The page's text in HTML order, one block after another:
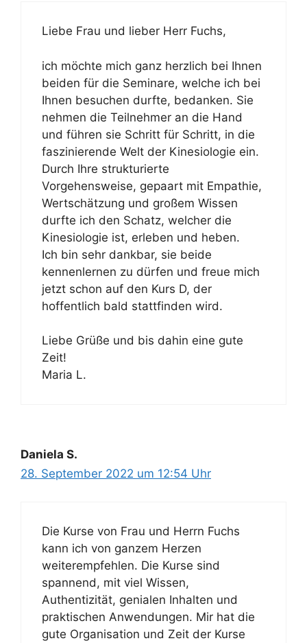
Liebe Frau und lieber Herr Fuchs,
ich möchte mich ganz herzlich bei Ihnen
beiden für die Seminare, welche ich bei
Ihnen besuchen durfte, bedanken. Sie
nehmen die Teilnehmer an die Hand
und führen sie Schritt für Schritt, in die
faszinierende Welt der Kinesiologie ein.
Durch Ihre strukturierte
Vorgehensweise, gepaart mit Empathie,
Wertschätzung und großem Wissen
durfte ich den Schatz, welcher die
Kinesiologie ist, erleben und heben.
Ich bin sehr dankbar, sie beide
kennenlernen zu dürfen und freue mich
jetzt schon auf den Kurs D, der
hoffentlich bald stattfinden wird.
Liebe Grüße und bis dahin eine gute
Zeit!
Maria L.
Daniela S.
28. September 2022 um 12:54 Uhr
Die Kurse von Frau und Herrn Fuchs
kann ich von ganzem Herzen
weiterempfehlen. Die Kurse sind
spannend, mit viel Wissen,
Authentizität, genialen Inhalten und
praktischen Anwendungen. Mir hat die
gute Organisation und Zeit der Kurse